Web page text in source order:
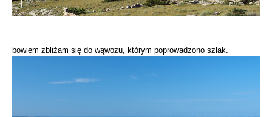
bowiem zbliżam się do wąwozu, którym poprowadzono szlak.